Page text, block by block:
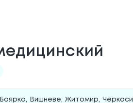
Боярка, Вишневе, Житомир, Черкаси